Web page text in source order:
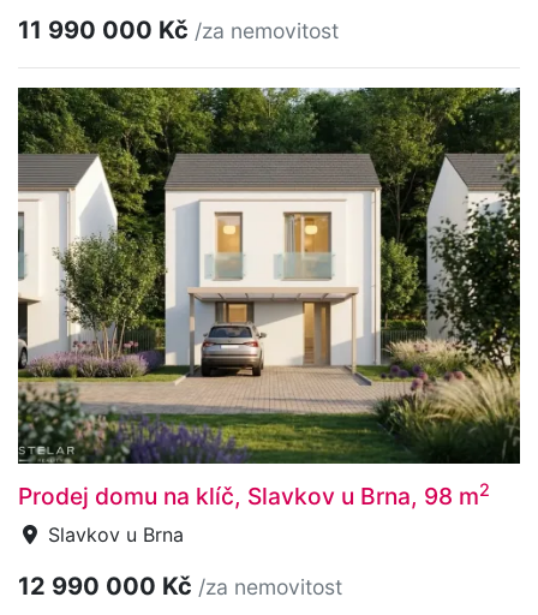
11 990 000 Kč /za nemovitost
Prodej domu na klíč, Slavkov u Brna, 98 m2
Slavkov u Brna
12 990 000 Kč /za nemovitost